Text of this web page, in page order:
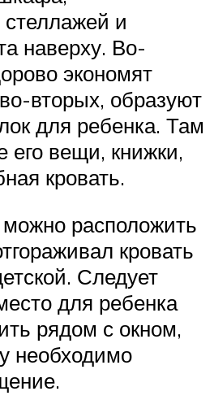
и
наверху. Во-
экономят
вторых, образуют
для ребенка. Там
его вещи, книжки,
кровать.
расположить
кровать
Следует
для ребенка
рядом с окном,
необходимо